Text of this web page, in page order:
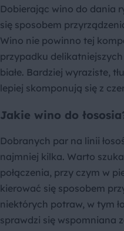
Dobierając wino do dania
się sposobem
Wino nie powinno tej
przypadku
białe. Bardziej wyraziste,
lepiej skomponują się z
Jakie wino do
Dobranych par na linii
najmniej kilka. Warto
połączenia, przy czym w
kierować się sposobem
niektórych potraw, w tym
sprawdzi się wspomniana